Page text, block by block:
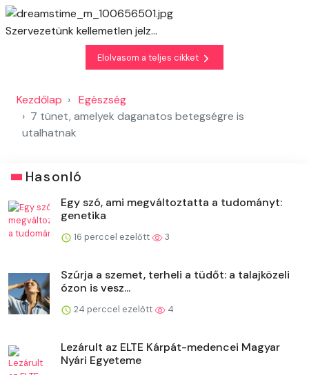
Szervezetünk kellemetlen jelz...
Elolvasom a teljes cikket
Kezdőlap
Egészség
7 tünet, amelyek daganatos betegségre is
utalhatnak
Hasonló
Egy szó, ami megváltoztatta a tudományt:
genetika
16 perccel ezelőtt 3
Szúrja a szemet, terheli a tüdőt: a talajközeli
ózon is vesz...
24 perccel ezelőtt 4
Lezárult az ELTE Kárpát-medencei Magyar
Nyári Egyeteme